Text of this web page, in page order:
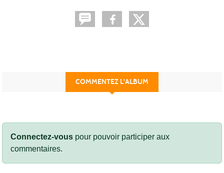
COMMENTEZ L'ALBUM
Connectez-vous pour pouvoir participer aux
commentaires.